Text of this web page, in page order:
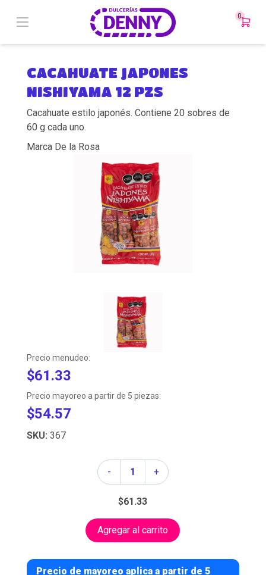
0
CACAHUATE JAPONES
NISHIYAMA 12 PZS
Cacahuate estilo japonés. Contiene 20 sobres de
60 g cada uno.
Marca De la Rosa
Precio menudeo:
$61.33
Precio mayoreo a partir de 5 piezas:
$54.57
SKU: 367
-
Cantidad +
$61.33
Agregar al carrito
Precio de mayoreo aplica a partir de 5